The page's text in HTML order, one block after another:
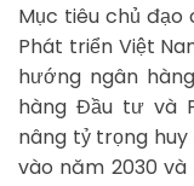
Mục tiêu chủ đạo
Phát triển Việt
hướng ngân
hàng Đầu tư và
nâng tỷ trọng
vào năm 2030